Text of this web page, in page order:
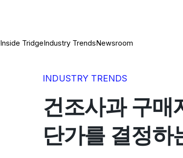
Inside TridgeIndustry TrendsNewsroom
INDUSTRY TRENDS
건조사과 구매
단가를 결정하